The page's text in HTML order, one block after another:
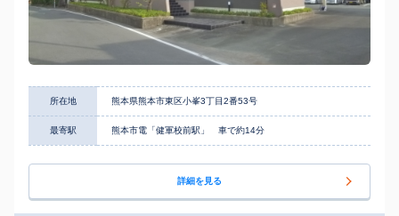
所在地 熊本県熊本市東区小峯3丁目2番53号
最寄駅 熊本市電「健軍校前駅」 車で約14分
詳細を見る